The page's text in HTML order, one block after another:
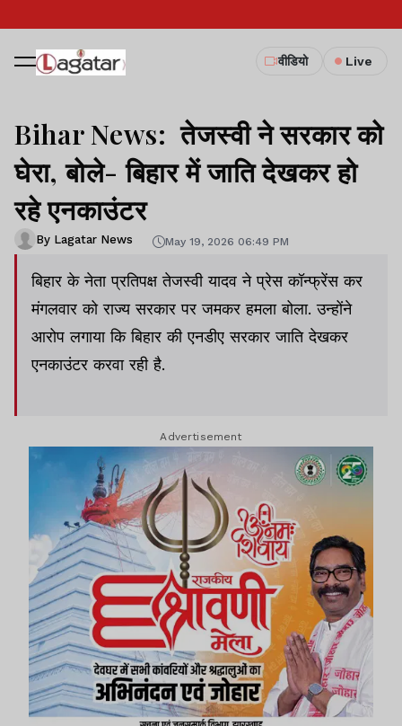
वीडियो Live
Bihar News: तेजस्वी ने सरकार को
घेरा, बोले- बिहार में जाति देखकर हो
रहे एनकाउंटर
By Lagatar News May 19, 2026 06:49 PM
बिहार के नेता प्रतिपक्ष तेजस्वी यादव ने प्रेस कॉन्फ्रेंस कर
मंगलवार को राज्य सरकार पर जमकर हमला बोला. उन्होंने
आरोप लगाया कि बिहार की एनडीए सरकार जाति देखकर
एनकाउंटर करवा रही है.
Advertisement